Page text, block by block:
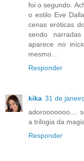
foi o segundo.
o estilo Eve
cenas eróticas
sendo
aparece no
mesmo...
Responder
kika 31 de
adorooooooo....
a trilogia da
Responder